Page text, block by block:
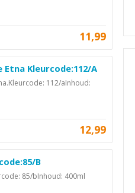
11,99
Kleurcode:112/A
112/aInhoud:
12,99
B
85/bInhoud: 400ml